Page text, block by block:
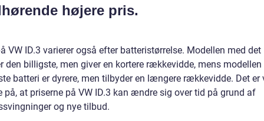
højere pris.
VW ID.3 varierer også efter batteristørrelse. Modellen med
den billigste, men giver en kortere rækkevidde, mens modellen
batteri er dyrere, men tilbyder en længere rækkevidde. Det er
på, at priserne på VW ID.3 kan ændre sig over tid på grund af
og nye tilbud.